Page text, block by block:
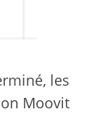
les
Moovit